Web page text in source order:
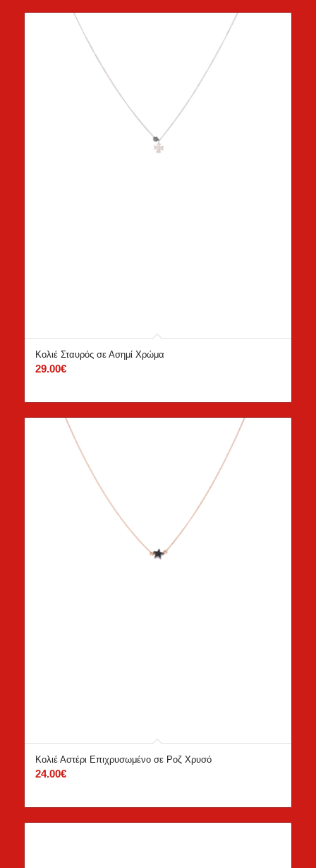
Κολιέ Σταυρός σε Ασημί Χρώμα
29.00€
Κολιέ Αστέρι Επιχρυσωμένο σε Ροζ Χρυσό
24.00€